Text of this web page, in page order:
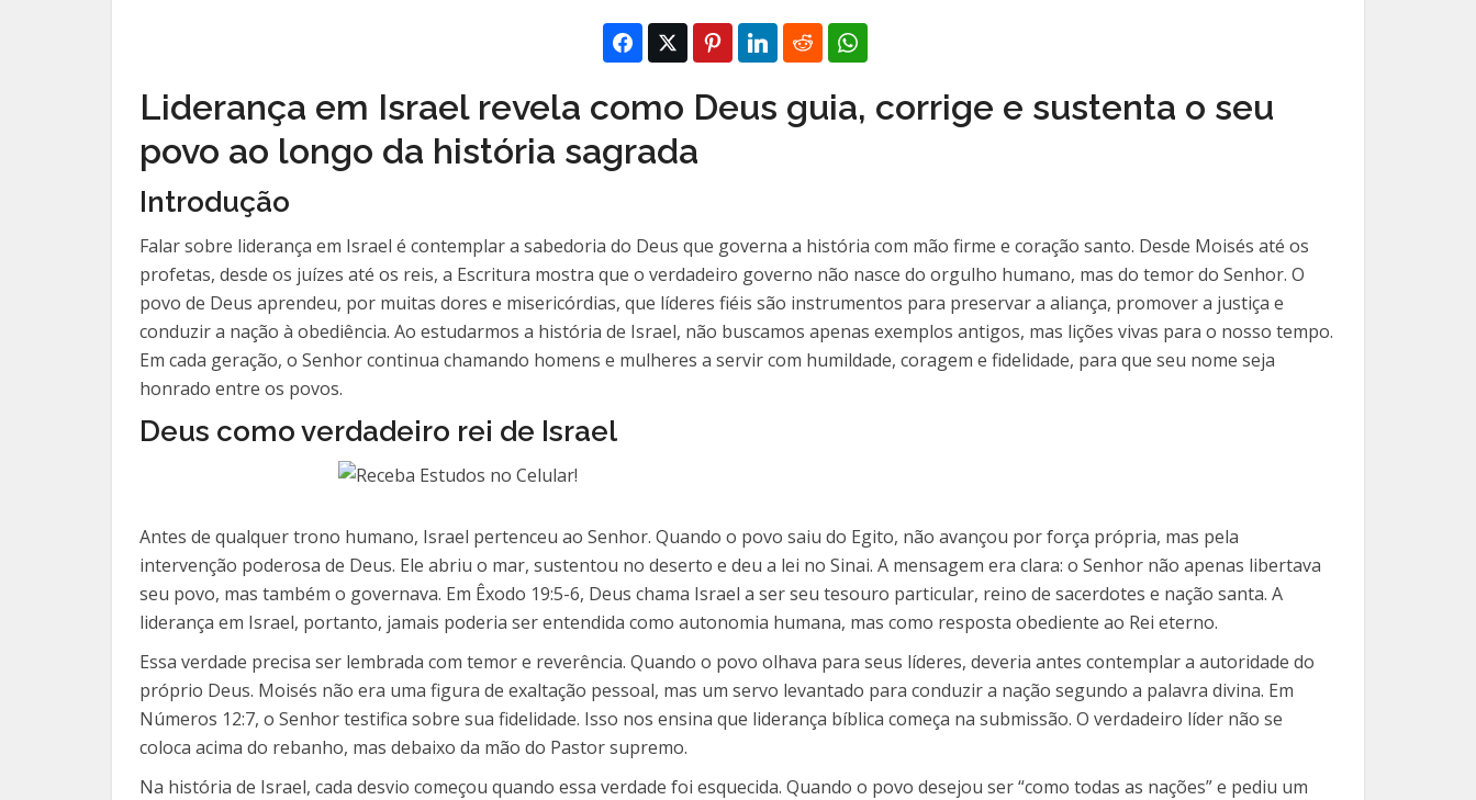
Liderança em Israel revela como Deus guia, corrige e sustenta o seu
povo ao longo da história sagrada
Introdução
Falar sobre liderança em Israel é contemplar a sabedoria do Deus que governa a história com mão firme e coração santo. Desde Moisés até os
profetas, desde os juízes até os reis, a Escritura mostra que o verdadeiro governo não nasce do orgulho humano, mas do temor do Senhor. O
povo de Deus aprendeu, por muitas dores e misericórdias, que líderes fiéis são instrumentos para preservar a aliança, promover a justiça e
conduzir a nação à obediência. Ao estudarmos a história de Israel, não buscamos apenas exemplos antigos, mas lições vivas para o nosso tempo.
Em cada geração, o Senhor continua chamando homens e mulheres a servir com humildade, coragem e fidelidade, para que seu nome seja
honrado entre os povos.
Deus como verdadeiro rei de Israel
Antes de qualquer trono humano, Israel pertenceu ao Senhor. Quando o povo saiu do Egito, não avançou por força própria, mas pela
intervenção poderosa de Deus. Ele abriu o mar, sustentou no deserto e deu a lei no Sinai. A mensagem era clara: o Senhor não apenas libertava
seu povo, mas também o governava. Em Êxodo 19:5-6, Deus chama Israel a ser seu tesouro particular, reino de sacerdotes e nação santa. A
liderança em Israel, portanto, jamais poderia ser entendida como autonomia humana, mas como resposta obediente ao Rei eterno.
Essa verdade precisa ser lembrada com temor e reverência. Quando o povo olhava para seus líderes, deveria antes contemplar a autoridade do
próprio Deus. Moisés não era uma figura de exaltação pessoal, mas um servo levantado para conduzir a nação segundo a palavra divina. Em
Números 12:7, o Senhor testifica sobre sua fidelidade. Isso nos ensina que liderança bíblica começa na submissão. O verdadeiro líder não se
coloca acima do rebanho, mas debaixo da mão do Pastor supremo.
Na história de Israel, cada desvio começou quando essa verdade foi esquecida. Quando o povo desejou ser “como todas as nações” e pediu um